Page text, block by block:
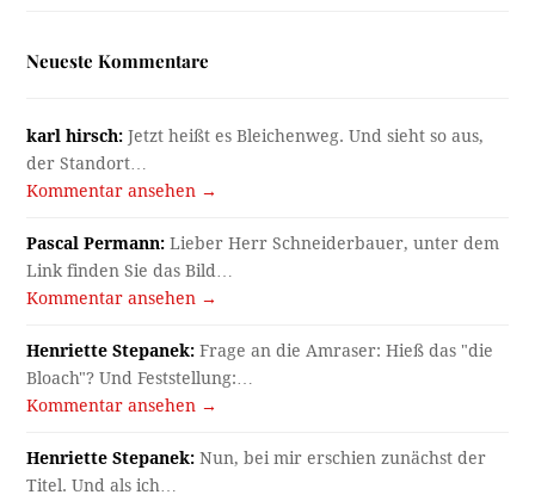
Neueste Kommentare
karl hirsch: Jetzt heißt es Bleichenweg. Und sieht so aus,
der Standort…
Kommentar ansehen →
Pascal Permann: Lieber Herr Schneiderbauer, unter dem
Link finden Sie das Bild…
Kommentar ansehen →
Henriette Stepanek: Frage an die Amraser: Hieß das "die
Bloach"? Und Feststellung:…
Kommentar ansehen →
Henriette Stepanek: Nun, bei mir erschien zunächst der
Titel. Und als ich…